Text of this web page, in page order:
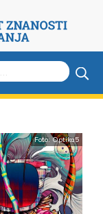
Foto: Optika5